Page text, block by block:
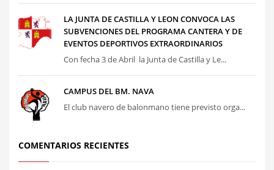
LA JUNTA DE CASTILLA Y LEON CONVOCA LAS
SUBVENCIONES DEL PROGRAMA CANTERA Y DE
EVENTOS DEPORTIVOS EXTRAORDINARIOS
Con fecha 3 de Abril la Junta de Castilla y Le...
CAMPUS DEL BM. NAVA
El club navero de balonmano tiene previsto orga...
COMENTARIOS RECIENTES